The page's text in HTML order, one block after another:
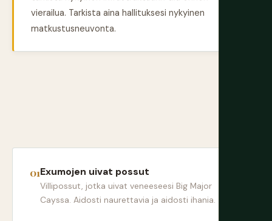
vierailua. Tarkista aina hallituksesi nykyinen
matkustusneuvonta.
Exumojen uivat possut
Villipossut, jotka uivat veneeseesi Big Major
Cayssa. Aidosti naurettavia ja aidosti ihania.